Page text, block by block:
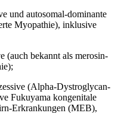
und autosomal-dominante
Myopathie), inklusive
(auch bekannt als merosin-
(Alpha-Dystroglycan-
Fukuyama kongenitale
Erkrankungen (MEB),